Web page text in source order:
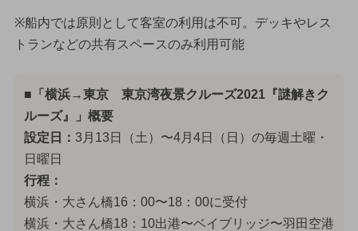
※船内では原則として客室の利用は不可。デッキやレス
トランなどの共有スペースのみ利用可能
■「横浜→東京 東京湾夜景クルーズ2021『謎解きク
ルーズ』」概要
設定日： 3月13日（土）〜4月4日（日）の毎週土曜・
日曜日
行程：
横浜・大さん橋16：00〜18：00に受付
横浜・大さん橋18：10出港〜ベイブリッジ〜羽田空港